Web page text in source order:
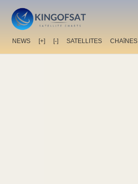
NEWS [+] [-] SATELLITES CHAîNES